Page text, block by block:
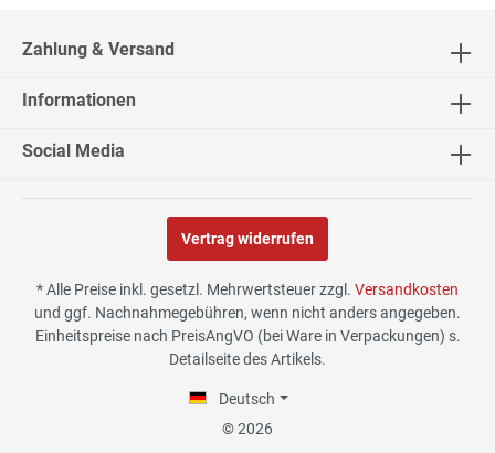
30.07.26▼
29.07.26
funktioniert, und Qualität
Zahlung & Versand
Informationen
Social Media
Vertrag widerrufen
* Alle Preise inkl. gesetzl. Mehrwertsteuer zzgl. Versandkosten
und ggf. Nachnahmegebühren, wenn nicht anders angegeben.
Einheitspreise nach PreisAngVO (bei Ware in Verpackungen) s.
Detailseite des Artikels.
Deutsch
© 2026